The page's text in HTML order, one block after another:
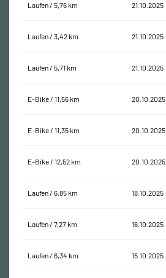
Laufen / 5,76 km 21.10.2025
Laufen / 3,42 km 21.10.2025
Laufen / 5,71 km 21.10.2025
E-Bike / 11,56 km 20.10.2025
E-Bike / 11,35 km 20.10.2025
E-Bike / 12,52 km 20.10.2025
Laufen / 6,85 km 18.10.2025
Laufen / 7,27 km 16.10.2025
Laufen / 6,34 km 15.10.2025